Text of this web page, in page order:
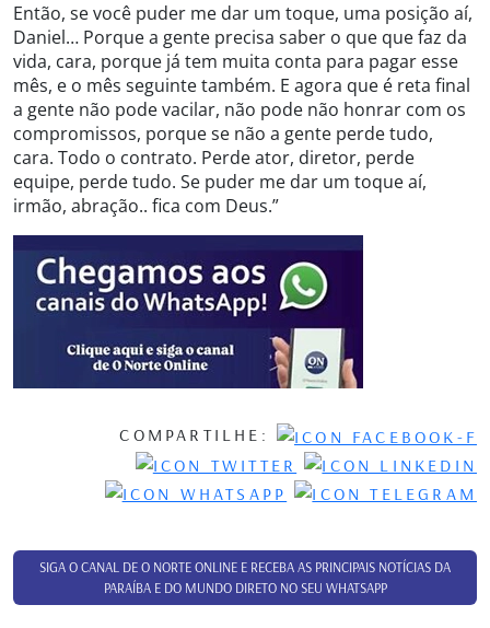
Então, se você puder me dar um toque, uma posição aí,
Daniel… Porque a gente precisa saber o que que faz da
vida, cara, porque já tem muita conta para pagar esse
mês, e o mês seguinte também. E agora que é reta final
a gente não pode vacilar, não pode não honrar com os
compromissos, porque se não a gente perde tudo,
cara. Todo o contrato. Perde ator, diretor, perde
equipe, perde tudo. Se puder me dar um toque aí,
irmão, abração.. fica com Deus.”
COMPARTILHE:
SIGA O CANAL DE O NORTE ONLINE E RECEBA AS PRINCIPAIS NOTÍCIAS DA
PARAÍBA E DO MUNDO DIRETO NO SEU WHATSAPP